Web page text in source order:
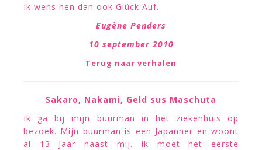
Ik wens hen dan ook Glück Auf.
Eugène Penders
10 september 2010
Terug naar verhalen
Sakaro, Nakami, Geld sus Maschuta
Ik ga bij mijn buurman in het ziekenhuis op
bezoek. Mijn buurman is een Japanner en woont
al 13 Jaar naast mij. Ik moet het eerste